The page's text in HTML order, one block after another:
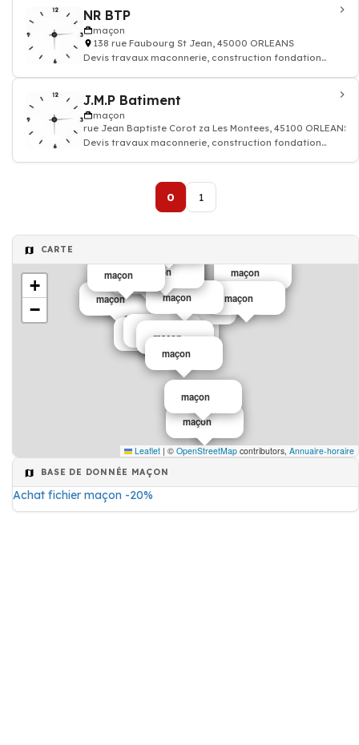
NR BTP
maçon
138 rue Faubourg St Jean, 45000 ORLEANS
Devis travaux maconnerie, construction fondation
J.M.P Batiment
maçon
rue Jean Baptiste Corot za Les Montees, 45100 ORLEANS
Devis travaux maconnerie, construction fondation
0 1
CARTE
maçon
maçon
maçon
maçon
maçon
maçon
maçon
maçon
maçon
maçon
maçon
maçon
maçon
Maçon
maçon
maçon
maçon
+
−
Leaflet | © OpenStreetMap contributors, Annuaire-horaire
BASE DE DONNÉE MAÇON
Achat fichier maçon -20%